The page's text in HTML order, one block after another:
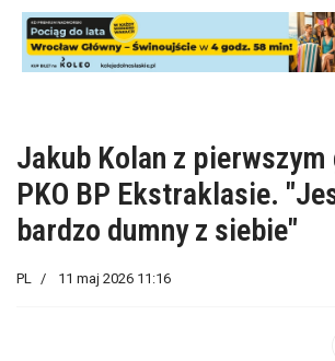
Jakub Kolan z
PKO BP Ekstraklasie.
bardzo dumny z siebie"
PL 11 maj 2026 11:16